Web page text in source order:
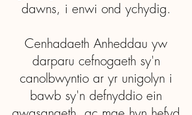
dawns, i enwi ond ychydig.
Cenhadaeth Anheddau yw
darparu cefnogaeth sy'n
canolbwyntio ar yr unigolyn i
bawb sy'n defnyddio ein